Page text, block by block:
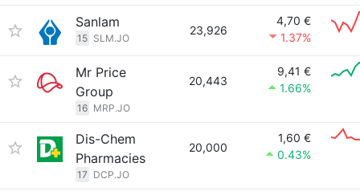
Sanlam
15 SLM.JO
23,926
4,70 €
1.37%
Mr Price
Group
16 MRP.JO
20,443
9,41 €
1.66%
Dis-Chem
Pharmacies
17 DCP.JO
20,000
1,60 €
0.43%